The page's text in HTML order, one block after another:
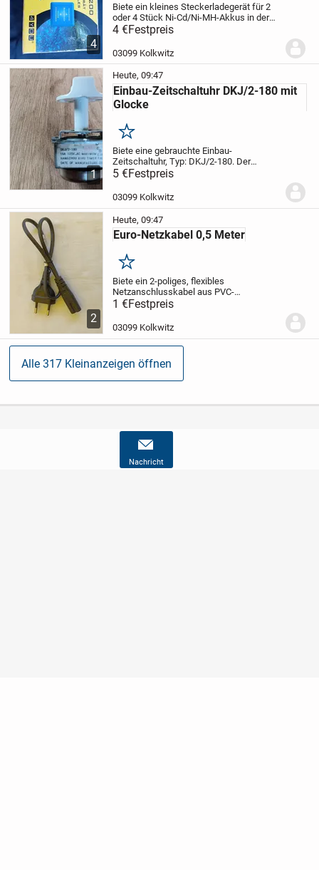
Nachricht
4
Biete ein kleines Steckerladegerät für 2
oder 4 Stück Ni-Cd/Ni-MH-Akkus in der
Größe AA. Wegen der geringen Größe gut
für die Reise oder Camping geeignet. Das
Gehäuse war schon einmal geöffnet
weil...
4 €Festpreis
03099 Kolkwitz
1
Heute, 09:47
Einbau-Zeitschaltuhr DKJ/2-180 mit
Glocke
Merken
Biete eine gebrauchte Einbau-
Zeitschaltuhr, Typ: DKJ/2-180. Der
Zeitablauf wird durch einen Glockenton
markiert. Einstellbar ist die Uhr von 2-180
Minuten.Funktion ist geprüft.
bei...
5 €Festpreis
03099 Kolkwitz
2
Heute, 09:47
Euro-Netzkabel 0,5 Meter
Merken
Biete ein 2-poliges, flexibles
Netzanschlusskabel aus PVC-
Schlauchleitung mit angegossenem
Stecker und angegossener Kupplung (mit
doppelter Nut), Drahtquerschnitt 0,75
1 €Festpreis
03099 Kolkwitz
Alle 317 Kleinanzeigen öffnen